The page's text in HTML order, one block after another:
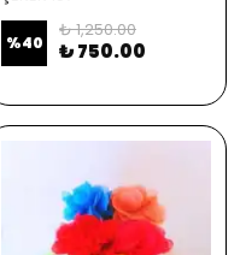
%40
₺ 1,250.00
₺ 750.00